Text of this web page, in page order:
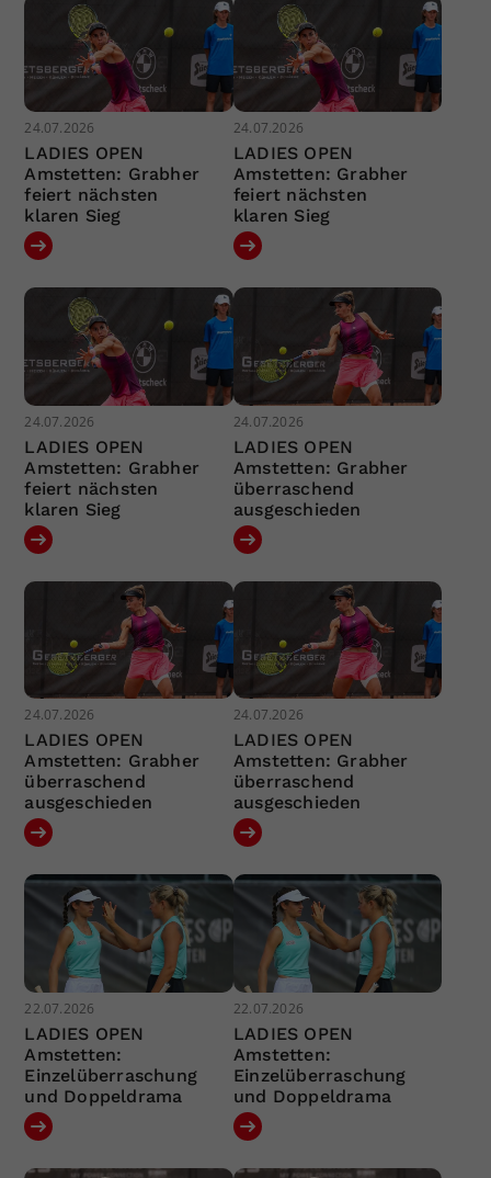
24.07.2026
LADIES OPEN
Amstetten: Grabher
feiert nächsten
klaren Sieg
24.07.2026
LADIES OPEN
Amstetten: Grabher
feiert nächsten
klaren Sieg
24.07.2026
LADIES OPEN
Amstetten: Grabher
feiert nächsten
klaren Sieg
24.07.2026
LADIES OPEN
Amstetten: Grabher
überraschend
ausgeschieden
24.07.2026
LADIES OPEN
Amstetten: Grabher
überraschend
ausgeschieden
24.07.2026
LADIES OPEN
Amstetten: Grabher
überraschend
ausgeschieden
22.07.2026
LADIES OPEN
Amstetten:
Einzelüberraschung
und Doppeldrama
22.07.2026
LADIES OPEN
Amstetten:
Einzelüberraschung
und Doppeldrama